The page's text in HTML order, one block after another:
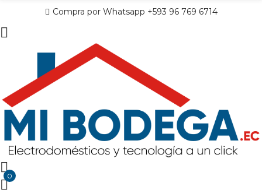
Compra por Whatsapp +593 96 769 6714
0